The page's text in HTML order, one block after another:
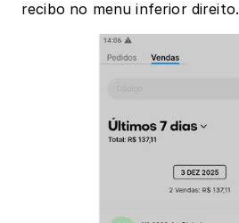
recibo no menu inferior direito.